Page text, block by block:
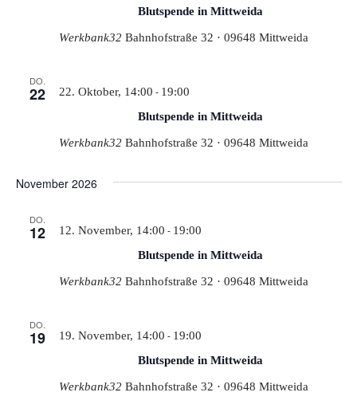
Blutspende in Mittweida
Werkbank32 Bahnhofstraße 32 · 09648 Mittweida
DO.
22
Blutspende in Mittweida
22. Oktober, 14:00 - 19:00
Werkbank32 Bahnhofstraße 32 · 09648 Mittweida
November 2026
DO.
12
Blutspende in Mittweida
12. November, 14:00 - 19:00
Werkbank32 Bahnhofstraße 32 · 09648 Mittweida
DO.
19
Blutspende in Mittweida
19. November, 14:00 - 19:00
Werkbank32 Bahnhofstraße 32 · 09648 Mittweida